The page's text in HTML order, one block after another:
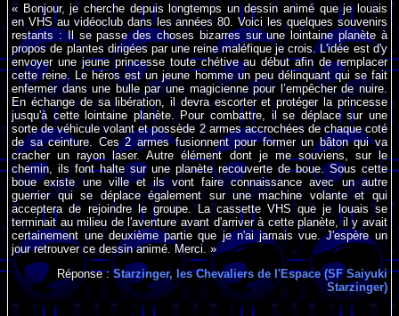
« Bonjour, je cherche depuis longtemps un dessin animé que je louais
en VHS au vidéoclub dans les années 80. Voici les quelques souvenirs
restants : Il se passe des choses bizarres sur une lointaine planète à
propos de plantes dirigées par une reine maléfique je crois. L'idée est d'y
envoyer une jeune princesse toute chétive au début afin de remplacer
cette reine. Le héros est un jeune homme un peu délinquant qui se fait
enfermer dans une bulle par une magicienne pour l’empêcher de nuire.
En échange de sa libération, il devra escorter et protéger la princesse
jusqu'à cette lointaine planète. Pour combattre, il se déplace sur une
sorte de véhicule volant et possède 2 armes accrochées de chaque coté
de sa ceinture. Ces 2 armes fusionnent pour former un bâton qui va
cracher un rayon laser. Autre élément dont je me souviens, sur le
chemin, ils font halte sur une planète recouverte de boue. Sous cette
boue existe une ville et ils vont faire connaissance avec un autre
guerrier qui se déplace également sur une machine volante et qui
acceptera de rejoindre le groupe. La cassette VHS que je louais se
terminait au milieu de l'aventure avant d'arriver à cette planète, il y avait
certainement une deuxième partie que je n'ai jamais vue. J'espère un
jour retrouver ce dessin animé. Merci. »
Réponse :Starzinger, les Chevaliers de l'Espace (SF Saiyuki
Starzinger)